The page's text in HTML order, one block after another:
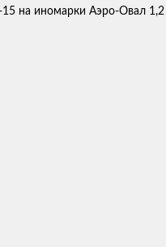
на иномарки Аэро-Овал 1,2